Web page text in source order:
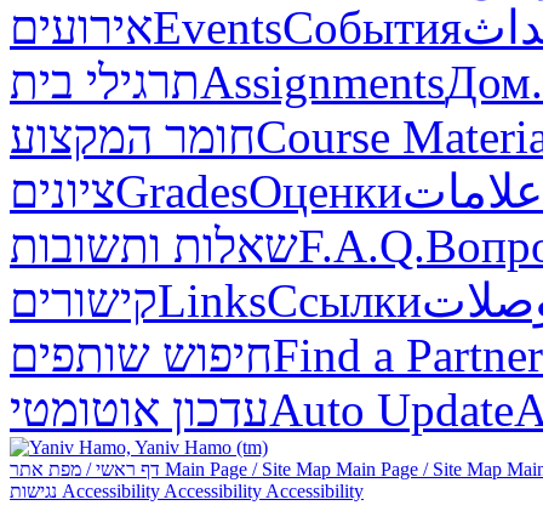
אירועיםEventsСобытия
תרגילי ביתAssignmentsДом.
חומר המקצועCourse
ציוניםGradesОценкиعلامات
שאלות ותשובותF.A.Q.
קישוריםLinksСсылки
חיפוש שותפיםFind a Partner
עדכון אוטומטיAuto Update
Main Page / Site Map Main Page / Site Map
Accessibility Accessibility Accessibility